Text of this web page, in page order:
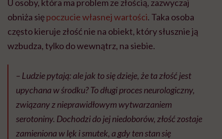
U osoby, która ma problem ze złością, zazwyczaj
obniża siępoczucie własnej wartości. Taka osoba
często kieruje złość nie na obiekt, który słusznie ją
wzbudza, tylko do wewnątrz, na siebie.
– Ludzie pytają: ale jak to się dzieje, że ta złość jest
upychana w środku? To długi proces neurologiczny,
związany z nieprawidłowym wytwarzaniem
serotoniny. Dochodzi do jej niedoborów, złość zostaje
zamieniona w lęk i smutek, a gdy ten stan się